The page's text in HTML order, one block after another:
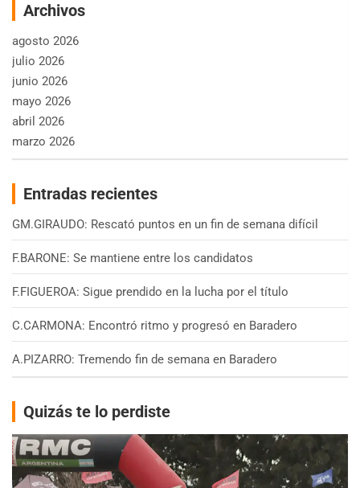
Archivos
agosto 2026
julio 2026
junio 2026
mayo 2026
abril 2026
marzo 2026
Entradas recientes
GM.GIRAUDO: Rescató puntos en un fin de semana difícil
F.BARONE: Se mantiene entre los candidatos
F.FIGUEROA: Sigue prendido en la lucha por el título
C.CARMONA: Encontró ritmo y progresó en Baradero
A.PIZARRO: Tremendo fin de semana en Baradero
Quizás te lo perdiste